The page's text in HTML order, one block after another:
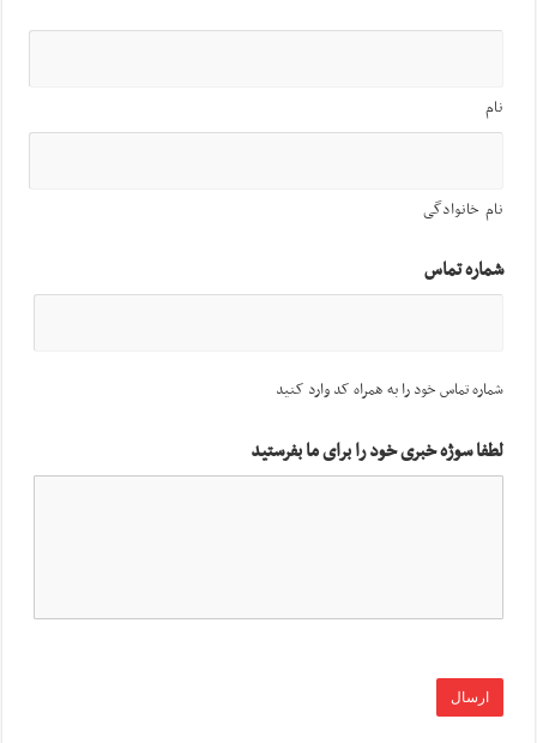
نام
نام خانوادگی
شماره تماس
شماره تماس خود را به همراه کد وارد کنید
لطفا سوژه خبری خود را برای ما بفرستید